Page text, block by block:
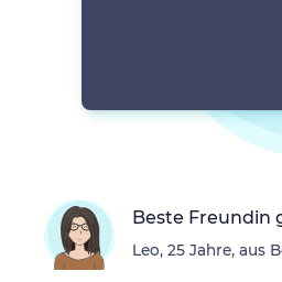
Beste Freundin
Leo, 25 Jahre, aus